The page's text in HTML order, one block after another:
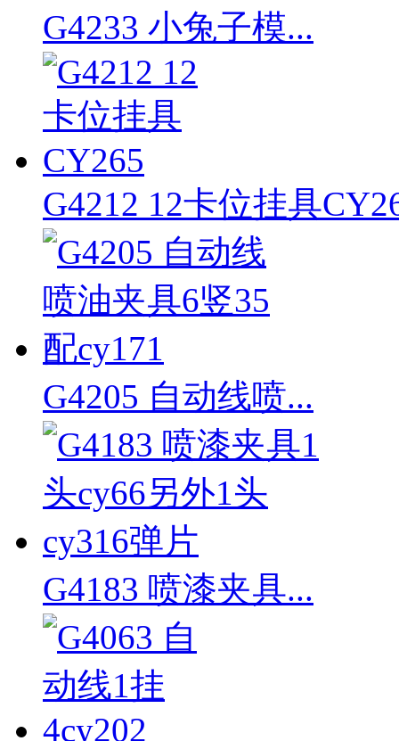
G4233 小兔子模...
G4212 12卡位挂具
G4205 自动线喷...
G4183 喷漆夹具...